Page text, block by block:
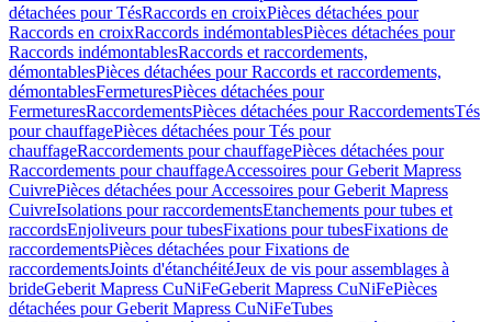
détachées pour TésRaccords en croixPièces détachées pour
Raccords en croixRaccords indémontablesPièces détachées pour
Raccords indémontablesRaccords et raccordements,
démontablesPièces détachées pour Raccords et raccordements,
démontablesFermeturesPièces détachées pour
FermeturesRaccordementsPièces détachées pour RaccordementsTés
pour chauffagePièces détachées pour Tés pour
chauffageRaccordements pour chauffagePièces détachées pour
Raccordements pour chauffageAccessoires pour Geberit Mapress
CuivrePièces détachées pour Accessoires pour Geberit Mapress
CuivreIsolations pour raccordementsEtanchements pour tubes et
raccordsEnjoliveurs pour tubesFixations pour tubesFixations de
raccordementsPièces détachées pour Fixations de
raccordementsJoints d'étanchéitéJeux de vis pour assemblages à
brideGeberit Mapress CuNiFeGeberit Mapress CuNiFePièces
détachées pour Geberit Mapress CuNiFeTubes